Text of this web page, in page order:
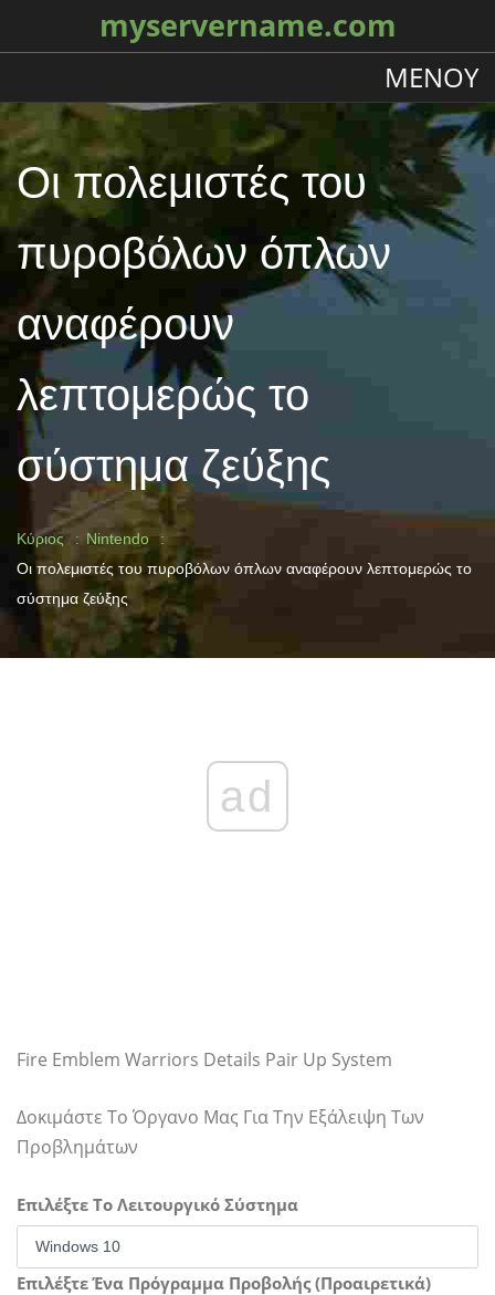
myservername.com
ΜΕΝΟΎ
Οι πολεμιστές του
πυροβόλων όπλων
αναφέρουν
λεπτομερώς το
σύστημα ζεύξης
Κύριος
Nintendo
Οι πολεμιστές του πυροβόλων όπλων αναφέρουν λεπτομερώς το
σύστημα ζεύξης
ad
Fire Emblem Warriors Details Pair Up System
Δοκιμάστε Το Όργανο Μας Για Την Εξάλειψη Των
Προβλημάτων
Επιλέξτε Το Λειτουργικό Σύστημα
Επιλέξτε Ένα Πρόγραμμα Προβολής (Προαιρετικά)